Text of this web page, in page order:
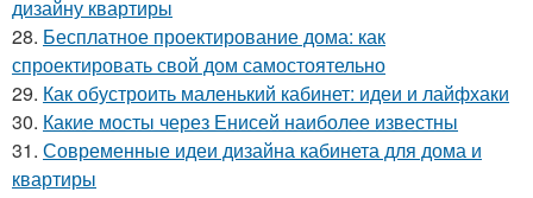
дизайну квартиры
28. Бесплатное проектирование дома: как
спроектировать свой дом самостоятельно
29. Как обустроить маленький кабинет: идеи и лайфхаки
30. Какие мосты через Енисей наиболее известны
31. Современные идеи дизайна кабинета для дома и
квартиры